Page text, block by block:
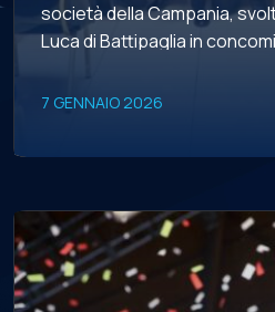
società della Campania,
Luca di Battipaglia in
grande evento del nuovo
Supercoppe maschili di
7 GENNAIO 2026